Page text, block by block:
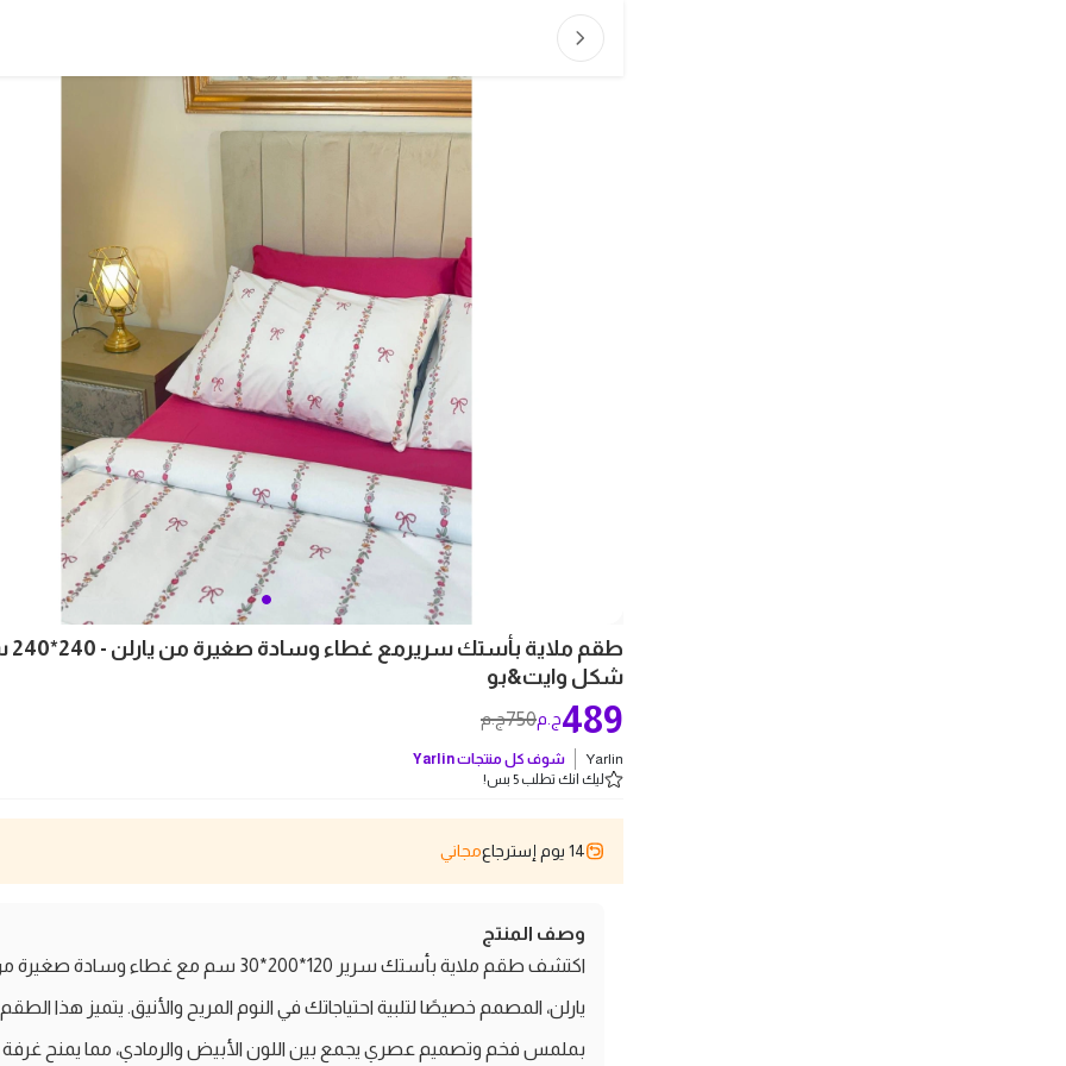
طقم
شكل وايت&بو
750ج.م 489ج.م
Yarlin شوف كل منتجاتYarlin
ليك انك تطلب 5 بس!
14 يوم إسترجاع مجاني
وصف المنتج
اكتشف طقم ملاية بأستك سرير 120*200*30 سم مع غطاء وسادة
يارلن، المصمم خصيصًا لتلبية احتياجاتك في النوم المريح والأنيق. يتميز هذا الطقم
بملمس فخم وتصميم عصري يجمع بين اللون الأبيض والرمادي، مما يمنح